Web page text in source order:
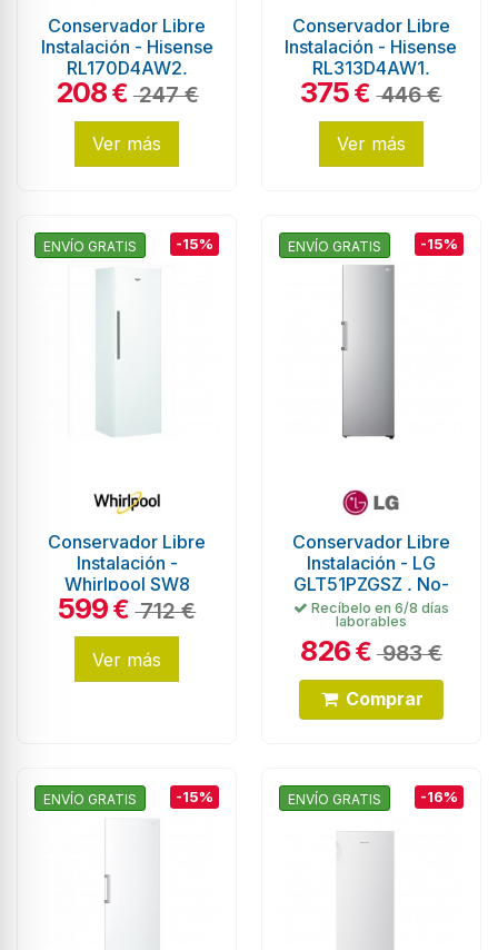
Conservador Libre
Instalación - Hisense
RL170D4AW2,
Eficiencia A++,
Blanco, Sin...
208€ 247 €
Ver más
Conservador Libre
Instalación - Hisense
RL313D4AW1,
Eficiencia F, Blanco,
Sin...
375€ 446 €
Ver más
ENVÍO GRATIS -15%
Conservador Libre
Instalación -
Whirlpool SW8
AM2Y WR 2, 187 cm,
Eficiencia E, Blanco
599€ 712 €
Ver más
ENVÍO GRATIS -15%
Conservador Libre
Instalación - LG
GLT51PZGSZ , No-
Frost, 1.85 metros,
Inox
Recíbelo en 6/8 días
laborables
826€ 983 €
Comprar
ENVÍO GRATIS -15% ENVÍO GRATIS -16%